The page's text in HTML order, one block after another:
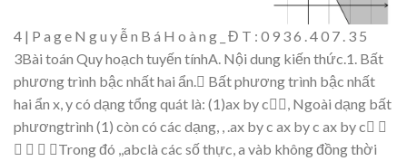
4 | P a g e N gu yễ n B á H o à n g Đ T : 0 9 36 .40 7 . 3 5
3Bài toán Quy hoạch tuyến tínhA. Nội dung kiến thức.1. Bất
phương trình bậc nhất hai ẩn. Bất phươngtrình bậc nhất
hai ẩn x,ycó dạng tổngquát là: (1)ax byc, Ngoài dạng bất
phươngtrình (1) còn có các dạng, , .ax byc ax byc ax byc 
   Trong đó ,,abclà các sốthực,a vàb không đồng thời